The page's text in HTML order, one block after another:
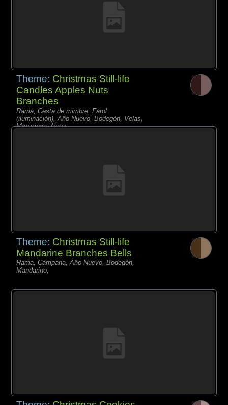
Theme: Christmas Still-life
Candles Apples Nuts
Branches
Rama, Cesta de mimbre, Farol
(iluminación), Año Nuevo, Bodegón, Velas,
Manzanas, Nuez,
Theme: Christmas Still-life
Mandarine Branches Bells
Rama, Campana, Año Nuevo, Bodegón,
Mandarino,